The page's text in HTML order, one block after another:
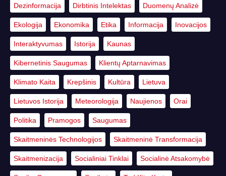
Dezinformacija Dirbtinis Intelektas Duomenų Analizė
Ekologija Ekonomika Etika Informacija Inovacijos
Interaktyvumas Istorija Kaunas
Kibernetinis Saugumas Klientų Aptarnavimas
Klimato Kaita Krepšinis Kultūra Lietuva
Lietuvos Istorija Meteorologija Naujienos Orai
Politika Pramogos Saugumas
Skaitmeninės Technologijos Skaitmeninė Transformacija
Skaitmenizacija Socialiniai Tinklai Socialinė Atsakomybė